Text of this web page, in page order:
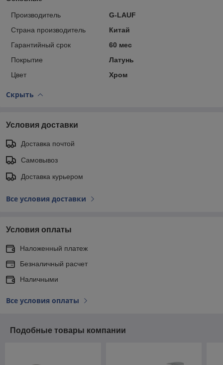
Производитель
G-LAUF
Страна производитель
Китай
Гарантийный срок
60 мес
Покрытие
Латунь
Цвет
Хром
Скрыть
Условия доставки
Доставка почтой
Самовывоз
Доставка курьером
Все условия доставки
Условия оплаты
Наложенный платеж
Безналичный расчет
Наличными
Все условия оплаты
Подобные товары компании